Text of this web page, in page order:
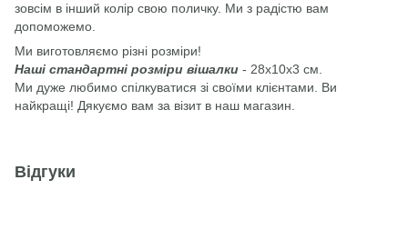
зовсім в інший колір свою поличку. Ми з радістю вам
допоможемо.
Ми виготовляємо різні розміри!
Наші стандартні розміри вішалки - 28х10х3 см.
Ми дуже любимо спілкуватися зі своїми клієнтами. Ви
найкращі! Дякуємо вам за візит в наш магазин.
Відгуки